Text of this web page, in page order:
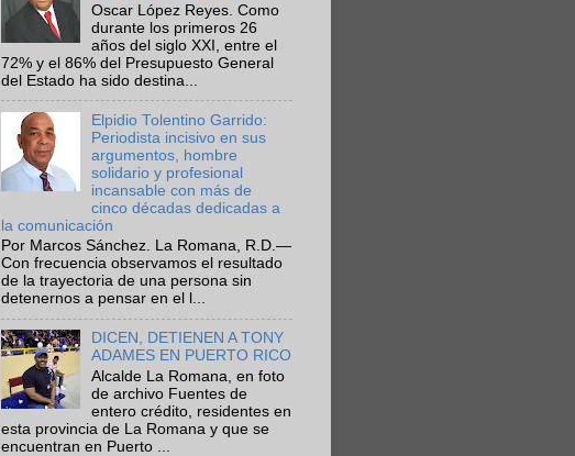
Oscar López Reyes. Como
durante los primeros 26
años del siglo XXI, entre el
72% y el 86% del Presupuesto General
del Estado ha sido destina...
Elpidio Tolentino Garrido:
Periodista incisivo en sus
argumentos, hombre
solidario y profesional
incansable con más de
cinco décadas dedicadas a
la comunicación
Por Marcos Sánchez. La Romana, R.D.—
Con frecuencia observamos el resultado
de la trayectoria de una persona sin
detenernos a pensar en el l...
DICEN, DETIENEN A TONY
ADAMES EN PUERTO RICO
Alcalde La Romana, en foto
de archivo Fuentes de
entero crédito, residentes en
esta provincia de La Romana y que se
encuentran en Puerto ...